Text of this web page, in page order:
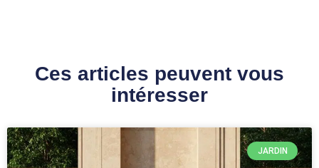
Ces articles peuvent vous
intéresser
JARDIN